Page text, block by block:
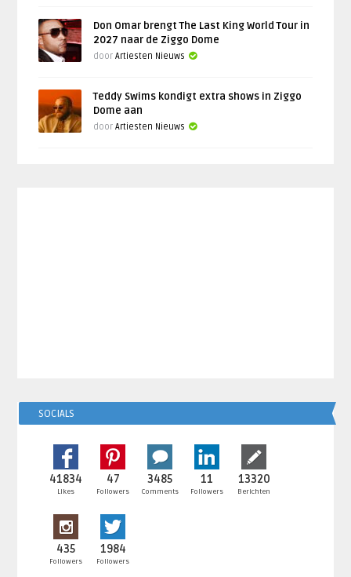
Don Omar brengt The Last King World Tour in
2027 naar de Ziggo Dome
doorArtiesten Nieuws
Teddy Swims kondigt extra shows in Ziggo
Dome aan
doorArtiesten Nieuws
SOCIALS
41834
Likes
47
Followers
3485
Comments
11
Followers
13320
Berichten
435
Followers
1984
Followers